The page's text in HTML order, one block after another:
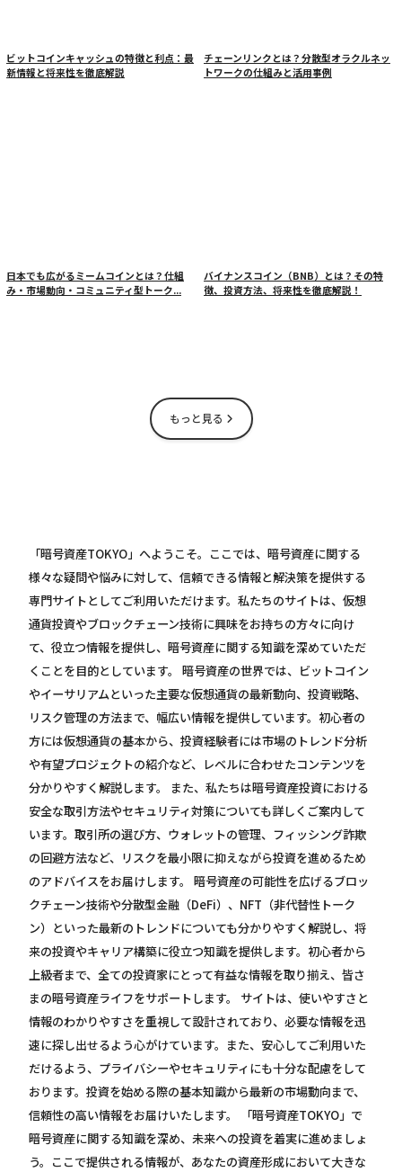
ビットコインキャッシュの特徴と利点：最
新情報と将来性を徹底解説
チェーンリンクとは？分散型オラクルネッ
トワークの仕組みと活用事例
日本でも広がるミームコインとは？仕組
み・市場動向・コミュニティ型トーク...
バイナンスコイン（BNB）とは？その特
徴、投資方法、将来性を徹底解説！
もっと見る
「暗号資産TOKYO」へようこそ。ここでは、暗号資産に関する
様々な疑問や悩みに対して、信頼できる情報と解決策を提供する
専門サイトとしてご利用いただけます。私たちのサイトは、仮想
通貨投資やブロックチェーン技術に興味をお持ちの方々に向け
て、役立つ情報を提供し、暗号資産に関する知識を深めていただ
くことを目的としています。 暗号資産の世界では、ビットコイン
やイーサリアムといった主要な仮想通貨の最新動向、投資戦略、
リスク管理の方法まで、幅広い情報を提供しています。初心者の
方には仮想通貨の基本から、投資経験者には市場のトレンド分析
や有望プロジェクトの紹介など、レベルに合わせたコンテンツを
分かりやすく解説します。 また、私たちは暗号資産投資における
安全な取引方法やセキュリティ対策についても詳しくご案内して
います。取引所の選び方、ウォレットの管理、フィッシング詐欺
の回避方法など、リスクを最小限に抑えながら投資を進めるため
のアドバイスをお届けします。 暗号資産の可能性を広げるブロッ
クチェーン技術や分散型金融（DeFi）、NFT（非代替性トーク
ン）といった最新のトレンドについても分かりやすく解説し、将
来の投資やキャリア構築に役立つ知識を提供します。初心者から
上級者まで、全ての投資家にとって有益な情報を取り揃え、皆さ
まの暗号資産ライフをサポートします。 サイトは、使いやすさと
情報のわかりやすさを重視して設計されており、必要な情報を迅
速に探し出せるよう心がけています。また、安心してご利用いた
だけるよう、プライバシーやセキュリティにも十分な配慮をして
おります。投資を始める際の基本知識から最新の市場動向まで、
信頼性の高い情報をお届けいたします。 「暗号資産TOKYO」で
暗号資産に関する知識を深め、未来への投資を着実に進めましょ
う。ここで提供される情報が、あなたの資産形成において大きな